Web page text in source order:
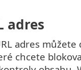
adres
adres
chcete